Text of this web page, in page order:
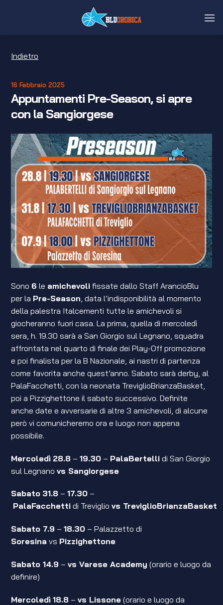
Indietro
16 Febbraio 2025
Appuntamenti Pre-Season, si apre
con la Sangiorgese
Sono 6 le amichevoli fissate dallo Staff ArancioBlu
per la Pre-Season , data l’indisponibilità al momento
della palestra Italcementi tutte le amichevoli si
giocheranno fuori casa. La prima, quella di mercoledì
sera, h. 19.30 sarà a San Giorgio sul Legnano, squadra
affrontata nel quarto di finale dei Play-Off promozione
e poi finalista per la B Nazionale, ai nastri di partenza
come favorita anche quest’anno. Sabato sarà derby, al
PalaFacchetti, con la neonata TreviglioBrianzaBasket,
poi a Pizzighettone il sabato successivo. Definite
anche date e avversarie di altre 3 amichevoli, di alcune
però vi comunicheremo ora e luogo non appena
possibile.
Mercoledì 28.8 –19.30 – PalaBertelli di San Giorgio
sul Legnanovs Sangiorgese
Sabato 31.8 –17.30 –
PalaFacchetti di Trevigliovs TreviglioBrianzaBasket
Sabato 7.9 –18.30 – Palazzetto di
Soresina vs Pizzighettone
Sabato 14.9 –vs Varese Academy (orario e luogo da
definire)
Mercoledì 18.8 –vs Lissone (orario e luogo da